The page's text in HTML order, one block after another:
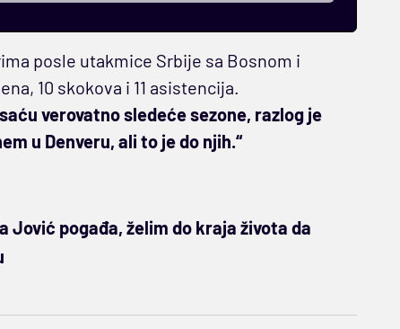
posle utakmice Srbije sa Bosnom i
10 skokova i 11 asistencija.
verovatno sledeće sezone, razlog je
u Denveru, ali to je do njih.“
Jović pogađa, želim do kraja života da